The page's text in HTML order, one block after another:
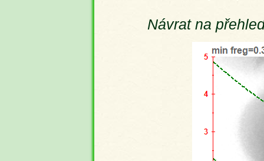
Návrat na